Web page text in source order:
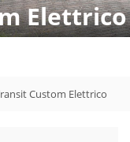
Elettrico
Custom Elettrico